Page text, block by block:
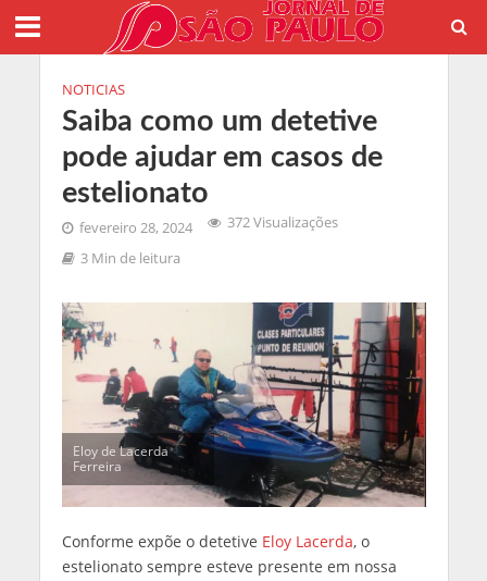
NOTICIAS
Saiba como um detetive
pode ajudar em casos de
estelionato
fevereiro 28, 2024
372 Visualizações
3 Min de leitura
Eloy de Lacerda
Ferreira
Conforme expõe o detetive Eloy Lacerda, o
estelionato sempre esteve presente em nossa